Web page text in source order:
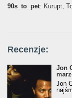
90s_to_pet: Kurupt,
Recenzje:
Jon
Jon